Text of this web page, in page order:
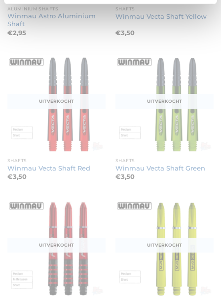
ALUMINIUM SHAFTS
Winmau Astro Aluminium
Shaft
€2,95
SHAFTS
Winmau Vecta Shaft Yellow
€3,50
UITVERKOCHT
SHAFTS
Winmau Vecta Shaft Red
€3,50
UITVERKOCHT
SHAFTS
Winmau Vecta Shaft Green
€3,50
UITVERKOCHT UITVERKOCHT